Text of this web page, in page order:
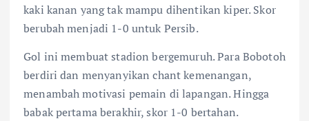
kaki kanan yang tak mampu dihentikan kiper. Skor
berubah menjadi 1-0 untuk Persib.
Gol ini membuat stadion bergemuruh. Para Bobotoh
berdiri dan menyanyikan chant kemenangan,
menambah motivasi pemain di lapangan. Hingga
babak pertama berakhir, skor 1-0 bertahan.